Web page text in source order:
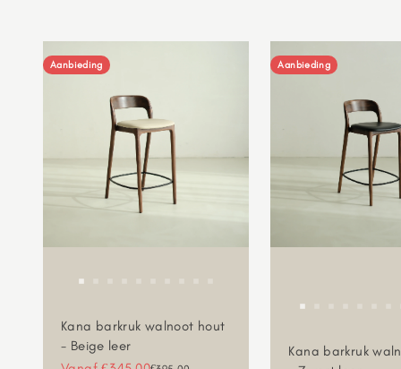
Aanbieding
Kana barkruk walnoot hout
- Beige leer
Aanbieding
Kana barkruk